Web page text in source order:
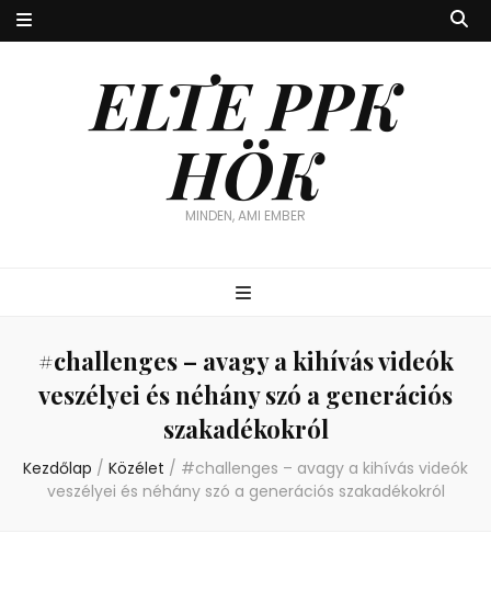
ELTE PPK
HÖK
MINDEN, AMI EMBER
#challenges – avagy a kihívás videók
veszélyei és néhány szó a generációs
szakadékokról
Kezdőlap / Közélet / #challenges – avagy a kihívás videók
veszélyei és néhány szó a generációs szakadékokról